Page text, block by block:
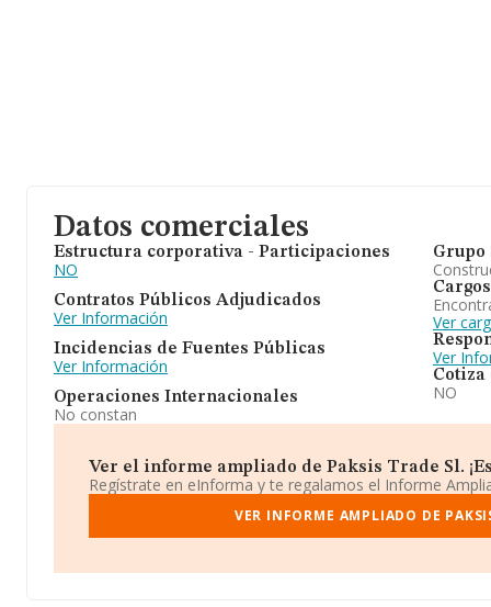
Datos comerciales
Estructura corporativa - Participaciones
NO
Contratos Públicos Adjudicados
Ver Información
Incidencias de Fuentes Públicas
Ver Información
Operaciones Internacionales
No constan
Grupo
Cargos
Ver
Ver
Cotiza
NO
Ver el informe ampliado de Paksis Trade Sl.
Regístrate en eInforma y te regalamos el Informe
VER INFORME AMPLIADO DE